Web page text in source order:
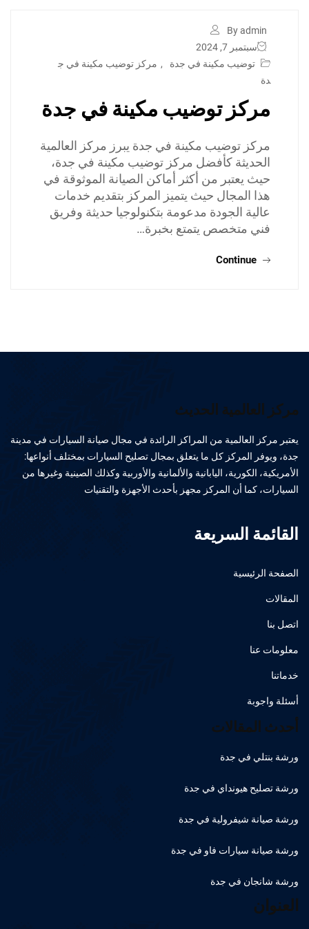
By admin
سبتمبر 7, 2024
توضيب مكينة في جدة
, مركز توضيب مكينة في ج
دة
مركز توضيب مكينة في جدة
مركز توضيب مكينة في جدة يبرز مركز العالمية
الحديثة كأفضل مركز توضيب مكينة في جدة،
حيث يعتبر من أكثر أماكن الصيانة الموثوقة في
هذا المجال حيث يتميز المركز بتقديم خدمات
عالية الجودة مدعومة بتكنولوجيا حديثة وفريق
فني متخصص يتمتع بخبرة…
Continue
مركز العالمية الحديث
يعتبر مركز العالمية من المراكز الرائدة في مجال صيانة السيارات في مدينة
جدة، ويوفر المركز كل ما يتعلق بمجال تصليح السيارات بمختلف أنواعها:
الأمريكية، الكورية، اليابانية والألمانية والأوربية وكذلك الصينية وغيرها من
السيارات، كما أن المركز مجهز بأحدث الأجهزة والتقنيات
القائمة السريعة
الصفحة الرئيسية
المقالات
اتصل بنا
معلومات عنا
خدماتنا
أسئلة واجوبة
أحدث المقالات
ورشة بنتلي في جدة
ورشة تصليح هيونداي في جدة
ورشة صيانة شيفرولية في جدة
ورشة صيانة سيارات فاو في جدة
ورشة شانجان في جدة
العنوان